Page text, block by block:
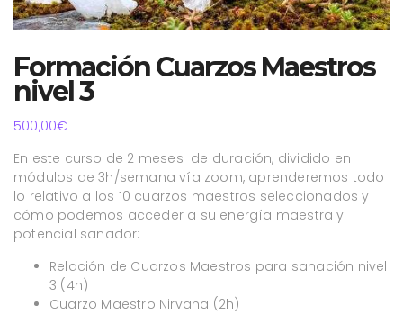
Formación Cuarzos Maestros
nivel 3
500,00€
En este curso de 2 meses de duración, dividido en
módulos de 3h/semana vía zoom, aprenderemos todo
lo relativo a los 10 cuarzos maestros seleccionados y
cómo podemos acceder a su energía maestra y
potencial sanador:
Relación de Cuarzos Maestros para sanación nivel
3 (4h)
Cuarzo Maestro Nirvana (2h)